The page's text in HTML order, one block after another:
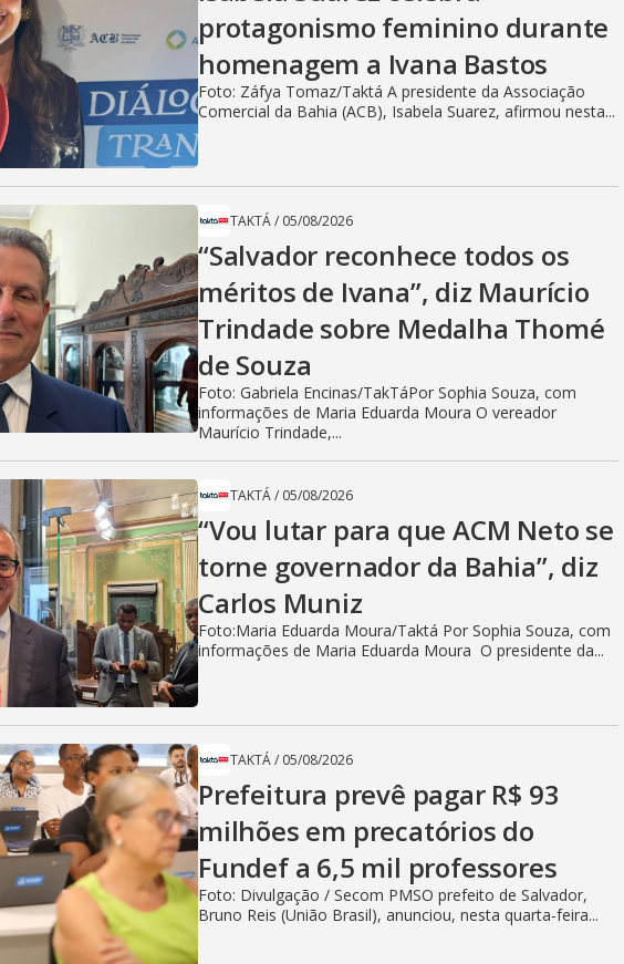
protagonismo feminino durante
homenagem a Ivana Bastos
Foto: Záfya Tomaz/Taktá A presidente da Associação
Comercial da Bahia (ACB), Isabela Suarez, afirmou nesta...
TAKTÁ/ 05/08/2026
“Salvador reconhece todos os
méritos de Ivana”, diz Maurício
Trindade sobre Medalha Thomé
de Souza
Foto: Gabriela Encinas/TakTáPor Sophia Souza, com
informações de Maria Eduarda Moura O vereador
Maurício Trindade,...
TAKTÁ/ 05/08/2026
“Vou lutar para que ACM Neto se
torne governador da Bahia”, diz
Carlos Muniz
Foto:Maria Eduarda Moura/Taktá Por Sophia Souza, com
informações de Maria Eduarda Moura O presidente da...
TAKTÁ/ 05/08/2026
Prefeitura prevê pagar R$ 93
milhões em precatórios do
Fundef a 6,5 mil professores
Foto: Divulgação / Secom PMSO prefeito de Salvador,
Bruno Reis (União Brasil), anunciou, nesta quarta-feira...